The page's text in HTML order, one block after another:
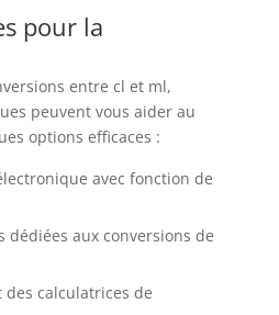
pour la
entre cl et ml,
peuvent vous aider au
options efficaces :
avec fonction de
dédiées aux conversions de
calculatrices de